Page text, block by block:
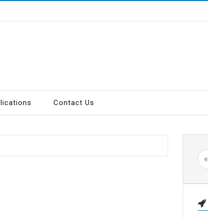
Contact Us